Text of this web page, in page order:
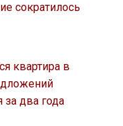
сократилось
квартира в
два года